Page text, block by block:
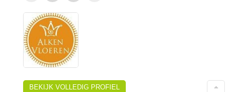
BEKIJK VOLLEDIG PROFIEL